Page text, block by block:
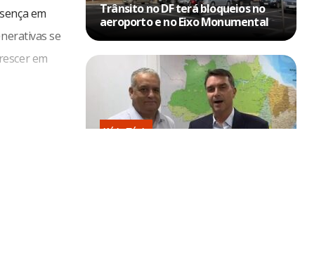
em
se
em
Trânsito no DF terá bloqueios no
aeroporto e no Eixo Monumental
Kátia Flávia